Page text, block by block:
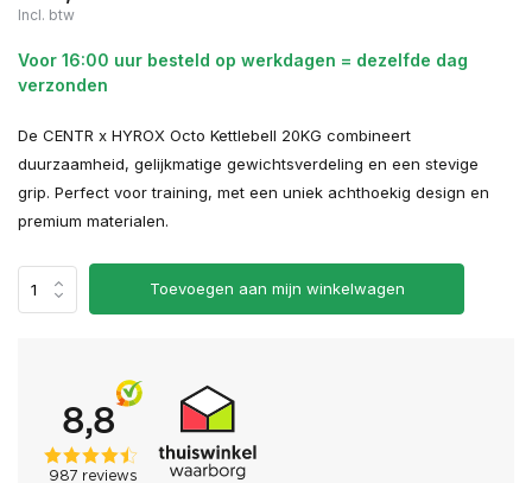
Incl. btw
Voor 16:00 uur besteld op werkdagen = dezelfde dag
verzonden
De CENTR x HYROX Octo Kettlebell 20KG combineert
duurzaamheid, gelijkmatige gewichtsverdeling en een stevige
grip. Perfect voor training, met een uniek achthoekig design en
premium materialen.
Toevoegen aan mijn winkelwagen